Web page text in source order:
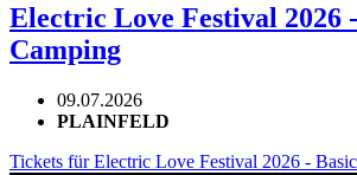
Electric Love Festival 2026
Camping
09.07.2026
PLAINFELD
Tickets für Electric Love Festival 2026 -